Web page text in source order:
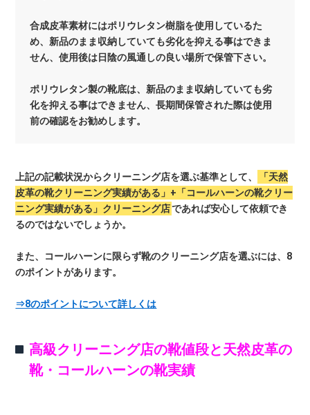
合成皮革素材にはポリウレタン樹脂を使用しているた
め、新品のまま収納していても劣化を抑える事はできま
せん、使用後は日陰の風通しの良い場所で保管下さい。
ポリウレタン製の靴底は、新品のまま収納していても劣
化を抑える事はできません、長期間保管された際は使用
前の確認をお勧めします。
上記の記載状況からクリーニング店を選ぶ基準として、
「天然
皮革の靴クリーニング実績がある」+「コールハーンの靴クリー
ニング実績がある」クリーニング店であれば安心して依頼でき
るのではないでしょうか。
また、コールハーンに限らず靴のクリーニング店を選ぶには、8
のポイントがあります。
⇒8のポイントについて詳しくは
高級クリーニング店の靴値段と天然皮革の
靴・コールハーンの靴実績